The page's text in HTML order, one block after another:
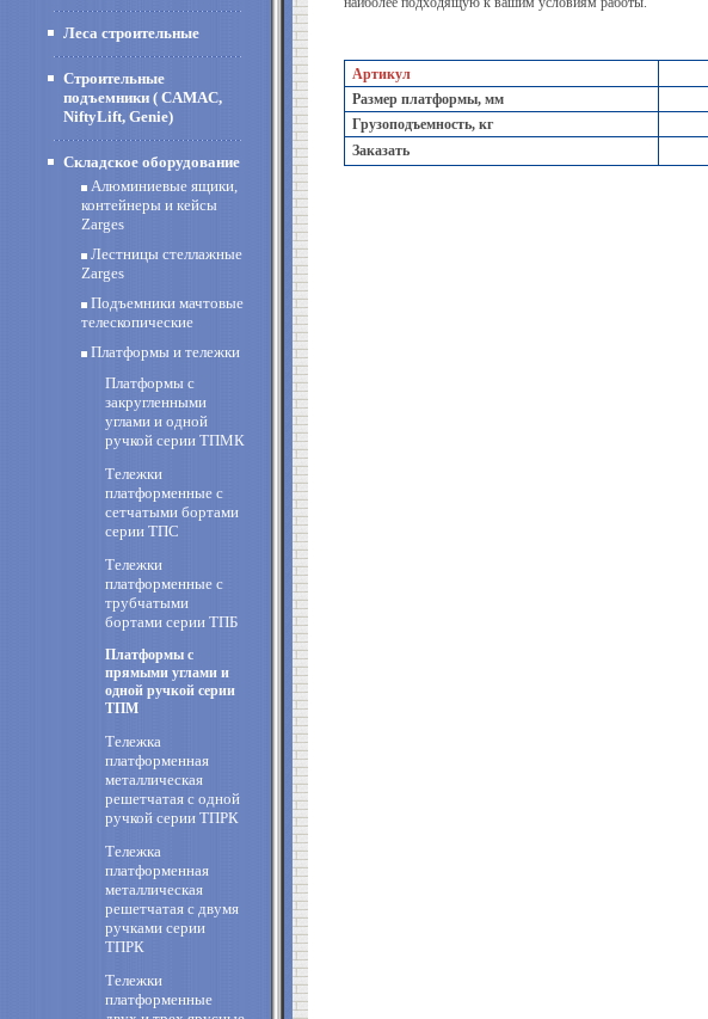
Леса строительные
Строительные
подъемники ( CAMAC,
NiftyLift, Genie)
Складское оборудование
Алюминиевые ящики,
контейнеры и кейсы
Zarges
Лестницы стеллажные
Zarges
Подъемники мачтовые
телескопические
Платформы и тележки
Платформы с
закругленными
углами и одной
ручкой серии ТПМК
Тележки
платформенные с
сетчатыми бортами
серии ТПС
Тележки
платформенные с
трубчатыми
бортами серии ТПБ
Платформы с
прямыми углами и
одной ручкой серии
ТПМ
Тележка
платформенная
металлическая
решетчатая с одной
ручкой серии ТПРК
Тележка
платформенная
металлическая
решетчатая с двумя
ручками серии
ТПРК
Тележки
платформенные
Артикул
Размер платформы, мм
Грузоподъемность, кг
Заказать